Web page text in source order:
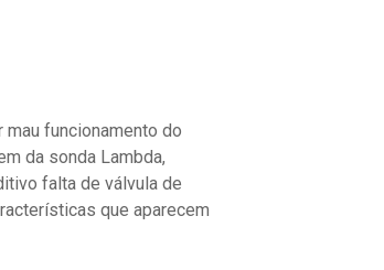
funcionamento do
da sonda Lambda,
falta de válvula de
que aparecem